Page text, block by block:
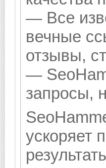
— Все
вечные
отзывы,
—
запросы,
ускоряет